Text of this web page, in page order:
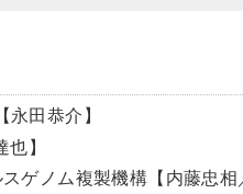
田恭介】
】
ゲノム複製機構【内藤忠相